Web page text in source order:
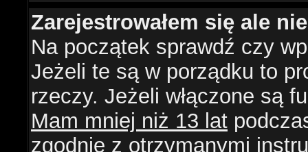
Zarejestrowałem się ale
Na początek sprawdź czy
Jeżeli te są w porządku to
rzeczy. Jeżeli włączone są
Mam mniej niż 13 lat
zgodnie z otrzymanymi